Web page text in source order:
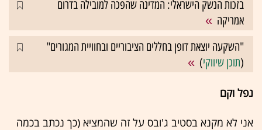
בזכות הנשק הישראלי: המדינה שהפכה למובילה בדרום
אמריקה
"השקעה יוצאת דופן בחללים הציבוריים ובחוויית המגורים"
(תוכן שיווקי)
נפל וקם
אני לא מקנא בסטיב ג'ובס על זה שהמציא (כך נכתב בכמה